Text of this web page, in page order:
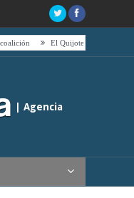
El Quijote, tetas, timbales y café
| Agencia
Aires